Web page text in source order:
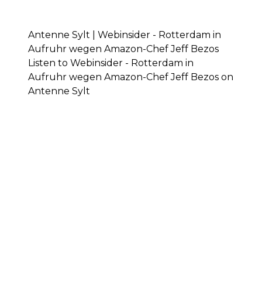
Antenne Sylt | Webinsider - Rotterdam in
Aufruhr wegen Amazon-Chef Jeff Bezos
Listen to Webinsider - Rotterdam in
Aufruhr wegen Amazon-Chef Jeff Bezos on
Antenne Sylt